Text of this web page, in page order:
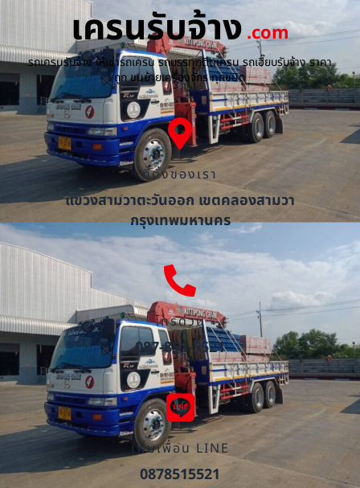
เครนรับจ้าง.com
รถเครนรับจ้าง ให้เช่ารถเครน รถบรรทุกติดเครน รถเฮี๊ยบรับจ้าง ราคา
ถูก ขนย้ายเครื่องจักร ทุกชนิด
ที่ตั้งของเรา
แขวงสามวาตะวันออก เขตคลองสามวา
กรุงเทพมหานคร
โทรด่วน
087-851-5521
เพิ่มเพื่อน LINE
0878515521